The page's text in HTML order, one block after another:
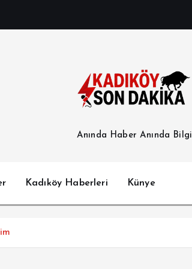
Anında Haber Anında Bilgi
Kadıköy Haberleri Künye